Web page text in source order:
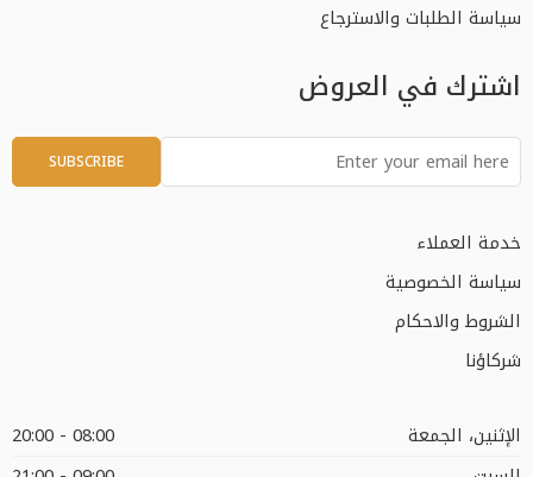
سياسة الطلبات والاسترجاع
اشترك في العروض
خدمة العملاء
سياسة الخصوصية
الشروط والاحكام
شركاؤنا
الإثنين، الجمعة
08:00 - 20:00